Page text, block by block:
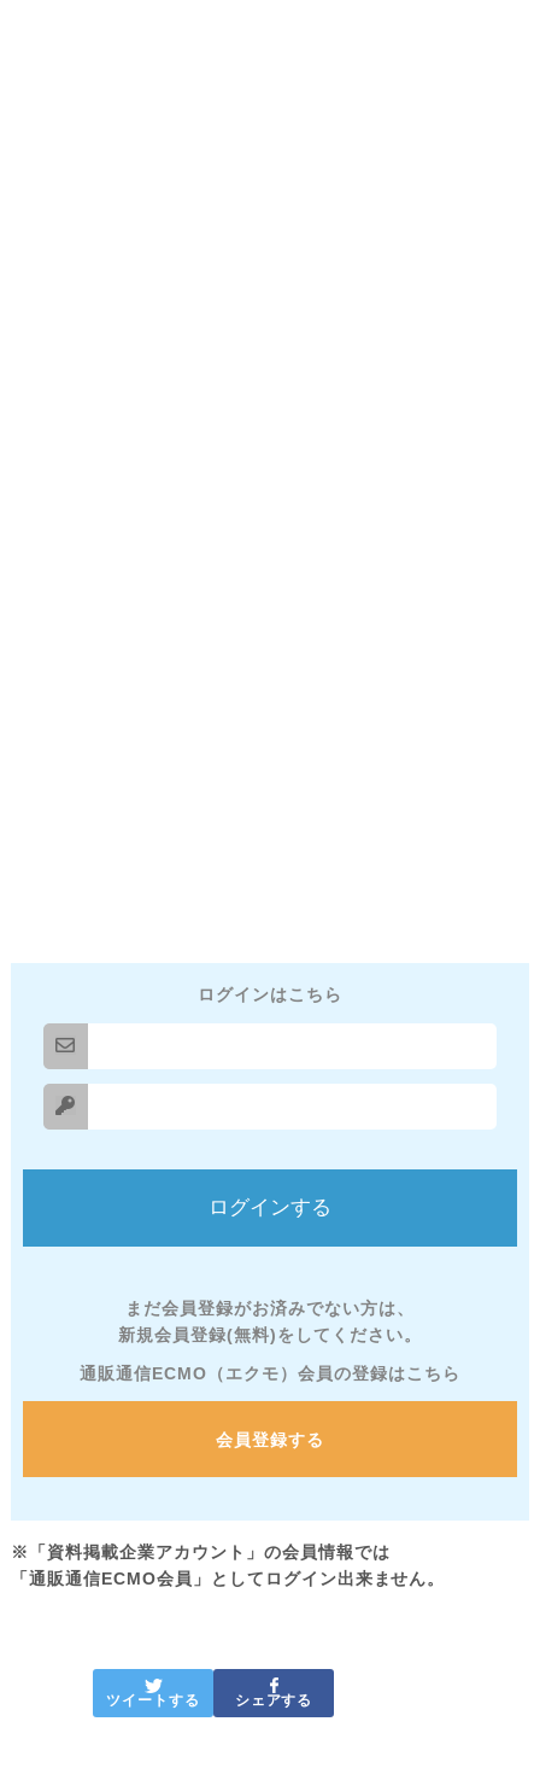
ログインはこちら
まだ会員登録がお済みでない方は、
新規会員登録(無料)をしてください。
通販通信ECMO（エクモ）会員の登録はこちら
会員登録する
※「資料掲載企業アカウント」の会員情報では
「通販通信ECMO会員」としてログイン出来ません。
ツイートする シェアする